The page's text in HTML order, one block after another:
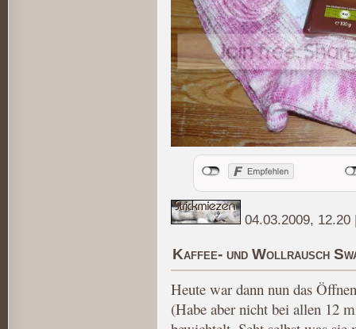
04.03.2009, 12.20
Kaffee- und Wollrausch
Heute war dann nun das
(Habe aber nicht bei allen 12